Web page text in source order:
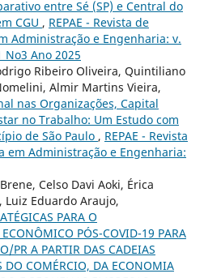
entre Sé (SP) e Central do
CGU , REPAE - Revista de
Administração e Engenharia: v.
No3 Ano 2025
Ribeiro Oliveira, Quintiliano
Almir Martins Vieira,
nas Organizações, Capital
no Trabalho: Um Estudo com
de São Paulo , REPAE - Revista
em Administração e Engenharia:
Celso Davi Aoki, Érica
Luiz Eduardo Araujo,
PARA O
PÓS-COVID-19 PARA
PR A PARTIR DAS CADEIAS
DO COMÉRCIO, DA ECONOMIA